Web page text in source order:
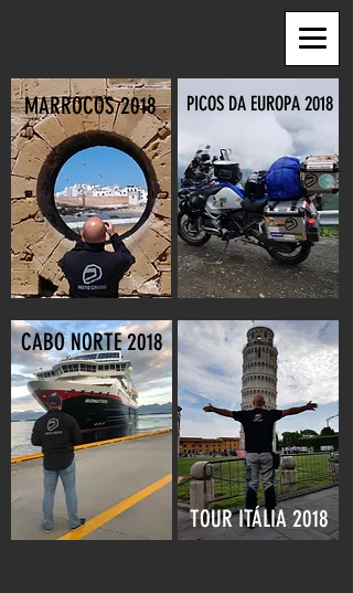
PICOS DA EUROPA 2018
MARROCOS 2018
CABO NORTE 2018
TOUR ITÁLIA 2018